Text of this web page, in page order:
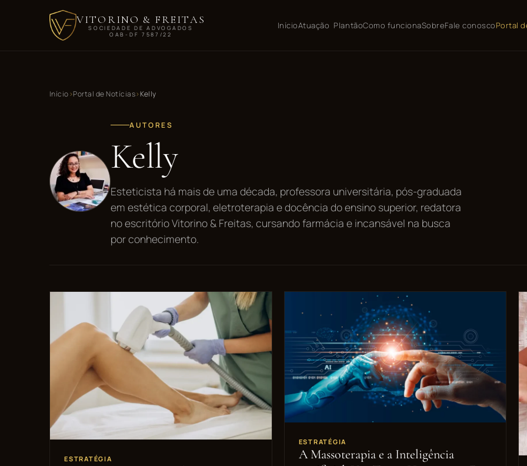
VITORINO & FREITAS
SOCIEDADE DE ADVOGADOS
OAB-DF 7587/22
InícioAtuação PlantãoComo funcionaSobreFale conoscoPortal
Início Portal de Notícias Kelly
AUTORES
Kelly
Esteticista há mais de uma década, professora universitária, pós-graduada
em estética corporal, eletroterapia e docência do ensino superior, redatora
no escritório Vitorino & Freitas, cursando farmácia e incansável na busca
por conhecimento.
ESTRATÉGIA
ESTRATÉGIA
A Massoterapia e a Inteligência